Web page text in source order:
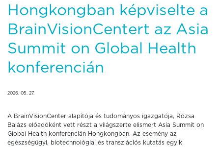
Hongkongban képviselte a
BrainVisionCentert az Asia
Summit on Global Health
konferencián
2026. 05. 27.
A BrainVisionCenter alapítója és tudományos igazgatója, Rózsa
Balázs előadóként vett részt a világszerte elismert Asia Summit on
Global Health konferencián Hongkongban. Az esemény az
egészségügyi, biotechnológiai és transzlációs kutatás egyik